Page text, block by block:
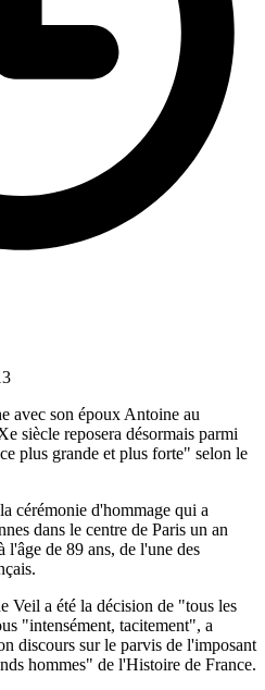
avec son époux Antoine au
siècle reposera désormais parmi
plus grande et plus forte" selon le
cérémonie d'hommage qui a
dans le centre de Paris un an
l'âge de 89 ans, de l'une des
Veil a été la décision de "tous les
"intensément, tacitement", a
discours sur le parvis de l'imposant
hommes" de l'Histoire de France.